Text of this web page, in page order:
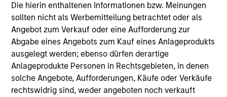
Die hierin enthaltenen Informationen bzw. Meinungen
sollten nicht als Werbemitteilung betrachtet oder als
Angebot zum Verkauf oder eine Aufforderung zur
Abgabe eines Angebots zum Kauf eines Anlageprodukts
ausgelegt werden; ebenso dürfen derartige
Anlageprodukte Personen in Rechtsgebieten, in denen
solche Angebote, Aufforderungen, Käufe oder Verkäufe
rechtswidrig sind, weder angeboten noch verkauft
information contained in any hyperlinked site. In no event
shall we be responsible for the information contained on
the site or your use of such site.